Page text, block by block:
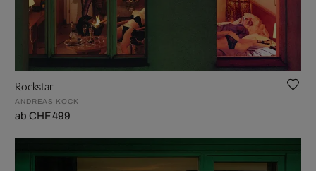
Rockstar
ANDREAS KOCK
ab CHF 499